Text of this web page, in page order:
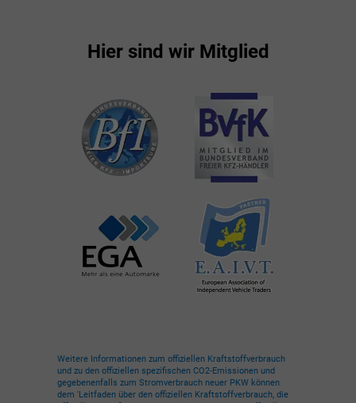
Hier sind wir Mitglied
Weitere Informationen zum offiziellen Kraftstoffverbrauch
und zu den offiziellen spezifischen CO2-Emissionen und
gegebenenfalls zum Stromverbrauch neuer PKW können
dem 'Leitfaden über den offiziellen Kraftstoffverbrauch, die